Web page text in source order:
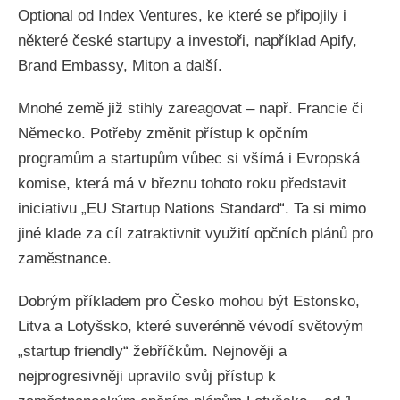
Optional od Index Ventures, ke které se připojily i
některé české startupy a investoři, například Apify,
Brand Embassy, Miton a další.
Mnohé země již stihly zareagovat – např. Francie či
Německo. Potřeby změnit přístup k opčním
programům a startupům vůbec si všímá i Evropská
komise, která má v březnu tohoto roku představit
iniciativu „EU Startup Nations Standard“. Ta si mimo
jiné klade za cíl zatraktivnit využití opčních plánů pro
zaměstnance.
Dobrým příkladem pro Česko mohou být Estonsko,
Litva a Lotyšsko, které suverénně vévodí světovým
„startup friendly“ žebříčkům. Nejnověji a
nejprogresivněji upravilo svůj přístup k